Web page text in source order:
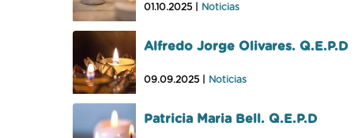
01.10.2025 | Noticias
Alfredo Jorge Olivares. Q.E.P.D
09.09.2025 | Noticias
Patricia Maria Bell. Q.E.P.D